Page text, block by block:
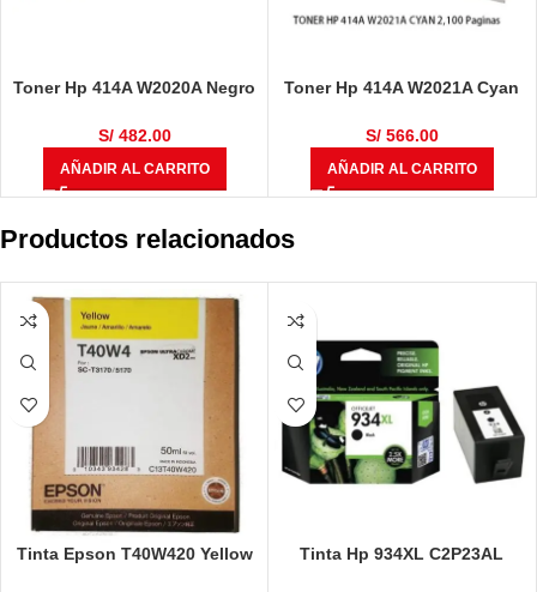
Toner Hp 414A W2020A Negro
S/482.00
AÑADIR AL CARRITO
Toner Hp 414A W2021A Cyan
S/566.00
AÑADIR AL CARRITO
Productos relacionados
Tinta Epson T40W420 Yellow
Tinta Hp 934XL C2P23AL